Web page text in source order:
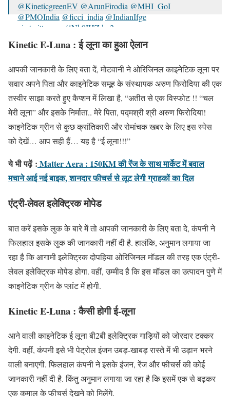
@KineticgreenEV @ArunFirodia @MHI_GoI
@PMOIndia @ficci_india @IndianIfge
pic.twitter.com/4Nh9IHZdm2
— Sulajja Firodia Motwani (@SulajjaFirodia)
Kinetic E-Luna : ई लूना का हुआ ऐलान
आपकी जानकारी के लिए बता दें, मोटवानी ने ओरिजिनल काइनेटिक लूना पर
सवार अपने पिता और काइनेटिक समूह के संस्थापक अरुण फिरोदिया की एक
तस्वीर साझा करते हुए कैप्शन में लिखा है, “अतीत से एक विस्फोट !! “चल
मेरी लूना” और इसके निर्माता.. मेरे पिता, पद्मश्री श्री अरुण फिरोदिया!
काइनेटिक ग्रीन से कुछ क्रांतिकारी और रोमांचक खबर के लिए इस स्पेस
को देखें… आप सही हैं… यह है “ई लूना!!!”
ये भी पढ़ें : Matter Aera : 150KM की रेंज के साथ मार्केट में बवाल
मचाने आई नई बाइक, शानदार फीचर्स से लूट लेगी ग्राहकों का दिल
एंट्री-लेवल इलेक्ट्रिक मोपेड
बात करें इसके लुक के बारे में तो आपकी जानकारी के लिए बता दे, कंपनी ने
फिलहाल इसके लुक की जानकारी नहीं दी है. हालंकि, अनुमान लगाया जा
रहा है कि आगामी इलेक्ट्रिक दोपहिया ओरिजिनल मॉडल की तरह एक एंट्री-
लेवल इलेक्ट्रिक मोपेड होगा. वहीं, उम्मीद है कि इस मॉडल का उत्पादन पुणे में
काइनेटिक ग्रीन के प्लांट में होगी.
Kinetic E-Luna : कैसी होगी ई-लूना
आने वाली काइनेटिक ई लूना बी2बी इलेक्ट्रिक गाड़ियों को जोरदार टक्कर
देगी. वहीं, कंपनी इसे भी पेट्रोल इंजन उबड़-खाबड़ रास्ते में भी उड़ान भरने
वाली बनाएगी. फिलहाल कंपनी ने इसके इंजन, रेंज और फीचर्स की कोई
जानकारी नहीं दी है. किंतु अनुमान लगाया जा रहा है कि इसमें एक से बढ़कर
एक कमाल के फीचर्स देखने को मिलेंगे.